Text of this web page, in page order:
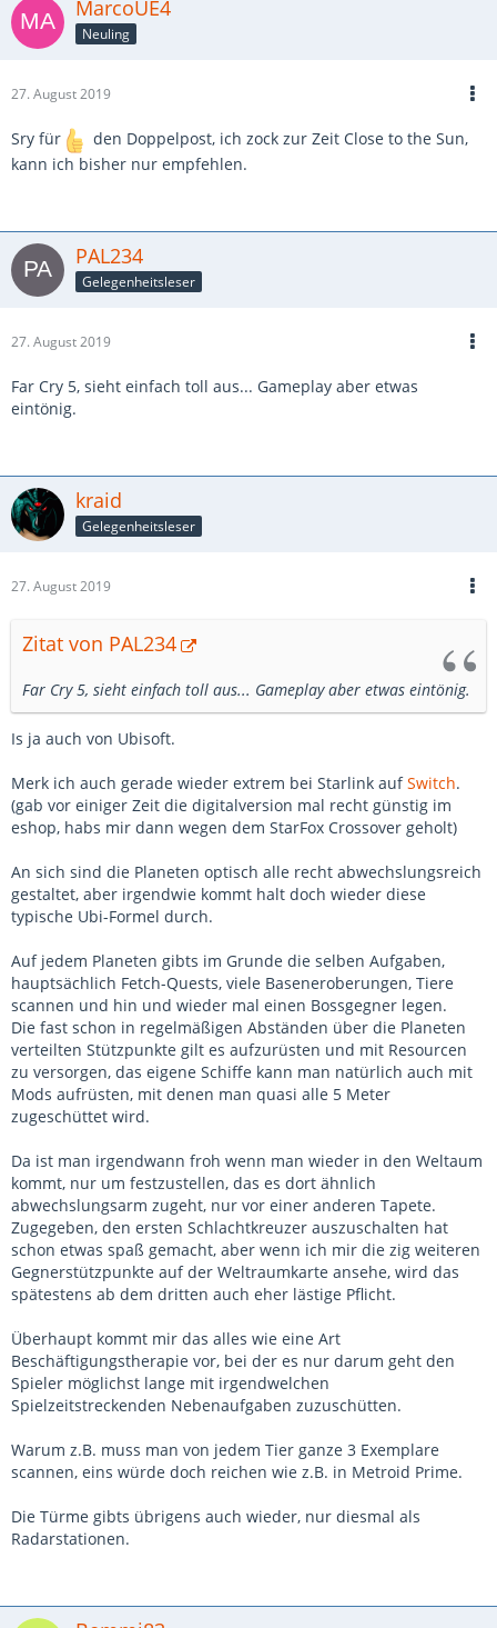
MarcoUE4
Neuling
27. August 2019
Sry für
den Doppelpost, ich zock zur Zeit Close to the Sun,
kann ich bisher nur empfehlen.
PAL234
Gelegenheitsleser
27. August 2019
Far Cry 5, sieht einfach toll aus... Gameplay aber etwas
eintönig.
kraid
Gelegenheitsleser
27. August 2019
Zitat von PAL234
Far Cry 5, sieht einfach toll aus... Gameplay aber etwas eintönig.
Is ja auch von Ubisoft.
Merk ich auch gerade wieder extrem bei Starlink aufSwitch.
(gab vor einiger Zeit die digitalversion mal recht günstig im
eshop, habs mir dann wegen dem StarFox Crossover geholt)
An sich sind die Planeten optisch alle recht abwechslungsreich
gestaltet, aber irgendwie kommt halt doch wieder diese
typische Ubi-Formel durch.
Auf jedem Planeten gibts im Grunde die selben Aufgaben,
hauptsächlich Fetch-Quests, viele Baseneroberungen, Tiere
scannen und hin und wieder mal einen Bossgegner legen.
Die fast schon in regelmäßigen Abständen über die Planeten
verteilten Stützpunkte gilt es aufzurüsten und mit Resourcen
zu versorgen, das eigene Schiffe kann man natürlich auch mit
Mods aufrüsten, mit denen man quasi alle 5 Meter
zugeschüttet wird.
Da ist man irgendwann froh wenn man wieder in den Weltaum
kommt, nur um festzustellen, das es dort ähnlich
abwechslungsarm zugeht, nur vor einer anderen Tapete.
Zugegeben, den ersten Schlachtkreuzer auszuschalten hat
schon etwas spaß gemacht, aber wenn ich mir die zig weiteren
Gegnerstützpunkte auf der Weltraumkarte ansehe, wird das
spätestens ab dem dritten auch eher lästige Pflicht.
Überhaupt kommt mir das alles wie eine Art
Beschäftigungstherapie vor, bei der es nur darum geht den
Spieler möglichst lange mit irgendwelchen
Spielzeitstreckenden Nebenaufgaben zuzuschütten.
Warum z.B. muss man von jedem Tier ganze 3 Exemplare
scannen, eins würde doch reichen wie z.B. in Metroid Prime.
Die Türme gibts übrigens auch wieder, nur diesmal als
Radarstationen.